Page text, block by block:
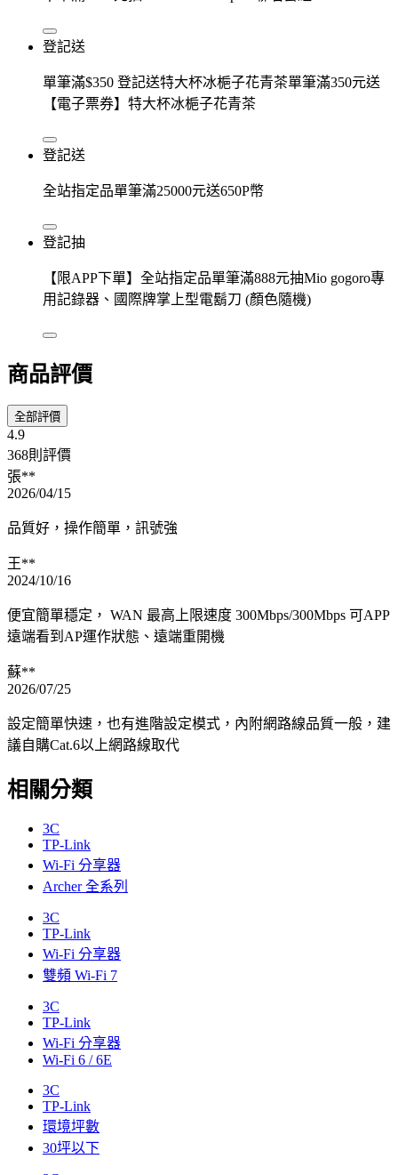
登記送
單筆滿$350 登記送特大杯冰梔子花青茶單筆滿350元送
【電子票券】特大杯冰梔子花青茶
登記送
全站指定品單筆滿25000元送650P幣
登記抽
【限APP下單】全站指定品單筆滿888元抽Mio gogoro專
用記錄器、國際牌掌上型電鬍刀 (顏色隨機)
商品評價
全部評價
4.9
368則評價
張**
2026/04/15
品質好，操作簡單，訊號強
王**
2024/10/16
便宜簡單穩定， WAN 最高上限速度 300Mbps/300Mbps 可APP
遠端看到AP運作狀態、遠端重開機
蘇**
2026/07/25
設定簡單快速，也有進階設定模式，內附網路線品質一般，建
議自購Cat.6以上網路線取代
相關分類
3C
TP-Link
Wi-Fi 分享器
Archer 全系列
3C
TP-Link
Wi-Fi 分享器
雙頻 Wi-Fi 7
3C
TP-Link
Wi-Fi 分享器
Wi-Fi 6 / 6E
3C
TP-Link
環境坪數
30坪以下